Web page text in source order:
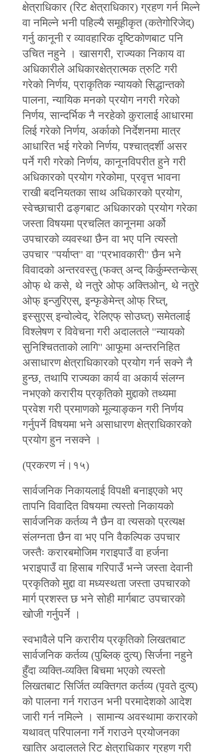
क्षेत्राधिकार (रिट क्षेत्राधिकार) ग्रहण गर्न मिल्ने
वा नमिल्ने भनी पहिल्यै समूहीकृत (कतेगोरिजेद्)
गर्नु कानूनी र व्यावहारिक दृष्टिकोणबाट पनि
उचित नहुने । खासगरी, राज्यका निकाय वा
अधिकारीले अधिकारक्षेत्रात्मक त्रुटि गरी
गरेको निर्णय, प्राकृतिक न्यायको सिद्धान्तको
पालना, न्यायिक मनको प्रयोग नगरी गरेको
निर्णय, सान्दर्भिक नै नरहेको कुरालाई आधारमा
लिई गरेको निर्णय, अर्काको निर्देशनमा मात्र
आधारित भई गरेको निर्णय, पश्चात्‌दर्शी असर
पर्ने गरी गरेको निर्णय, कानूनविपरीत हुने गरी
अधिकारको प्रयोग गरेकोमा, प्रवृत्त भावना
राखी बदनियतका साथ अधिकारको प्रयोग,
स्वेच्छाचारी ढङ्गबाट अधिकारको प्रयोग गरेका
जस्ता विषयमा प्रचलित कानूनमा अर्को
उपचारको व्यवस्था छैन वा भए पनि त्यस्तो
उपचार "पर्याप्त" वा "प्रभावकारी" छैन भने
विवादको अन्तरवस्तु (फक्त् अन्द् किर्कुम्स्तन्केस्
ओफ् थे कसे, थे नतुरे ओफ् अक्तिओन्, थे नतुरे
ओफ् इन्जुरिएस्, इन्फृङेमेन्त् ओफ् रिघ्त्,
इस्सुएस् इन्वोल्वेद्, रेलिएफ् सोउघ्त्) समेतलाई
विश्लेषण र विवेचना गरी अदालतले "न्यायको
सुनिश्चितताको लागि" आफूमा अन्तरनिहित
असाधारण क्षेत्राधिकारको प्रयोग गर्न सक्ने नै
हुन्छ, तथापि राज्यका कार्य वा अकार्य संलग्न
नभएको करारीय प्रकृतिको मुद्दाको तथ्यमा
प्रवेश गरी प्रमाणको मूल्याङ्कन गरी निर्णय
गर्नुपर्ने विषयमा भने असाधारण क्षेत्राधिकारको
प्रयोग हुन नसक्ने ।
(प्रकरण नं।१५)
सार्वजनिक निकायलाई विपक्षी बनाइएको भए
तापनि विवादित विषयमा त्यस्तो निकायको
सार्वजनिक कर्तव्य नै छैन वा त्यसको प्रत्यक्ष
संलग्नता छैन वा भए पनि वैकल्पिक उपचार
जस्तैः करारबमोजिम गराइपाउँ वा हर्जना
भराइपाउँ वा हिसाब गरिपाउँ भन्ने जस्ता देवानी
प्रकृतिको मुद्दा वा मध्यस्थता जस्ता उपचारको
मार्ग प्रशस्त छ भने सोही मार्गबाट उपचारको
खोजी गर्नुपर्ने ।
स्वभावैले पनि करारीय प्रकृतिको लिखतबाट
सार्वजनिक कर्तव्य (पुब्लिक् दुत्य्) सिर्जना नहुने
हुँदा व्यक्ति-व्यक्ति बिचमा भएको त्यस्तो
लिखतबाट सिर्जित व्यक्तिगत कर्तव्य (पृवते दुत्य्)
को पालना गर्न गराउन भनी परमादेशको आदेश
जारी गर्न नमिल्ने । सामान्य अवस्थामा करारको
यथावत् परिपालना गर्ने गराउने प्रयोजनका
खातिर अदालतले रिट क्षेत्राधिकार ग्रहण गरी